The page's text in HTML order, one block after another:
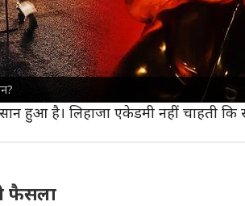
रिपोर्ट
आग ने शहर में तबाही मचा दी है, जिससे
गया था कि जंगल की लगी घातक आग के
हुआ है। लिहाजा एकेडमी नहीं चाहती
फैसला